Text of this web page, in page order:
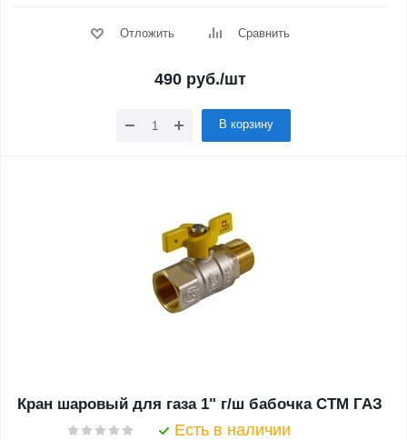
Отложить Сравнить
490 руб./шт
В корзину
Кран шаровый для газа 1" г/ш бабочка CTM ГАЗ
Есть в наличии